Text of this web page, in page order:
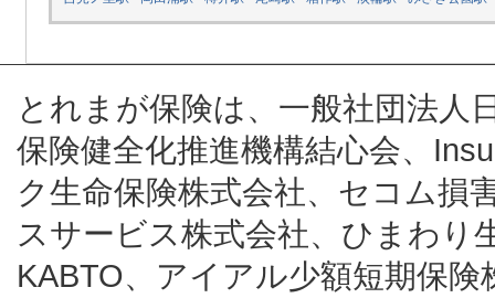
とれまが保険は、一般社団法人
保険健全化推進機構結心会、
ク生命保険株式会社、セコム損
スサービス株式会社、ひまわり
KABTO、アイアル少額短期保